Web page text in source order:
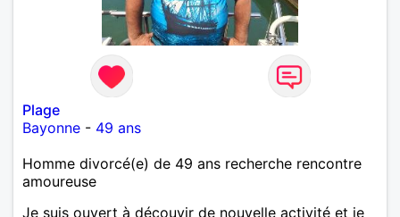
Plage
Bayonne - 49 ans
Homme divorcé(e) de 49 ans recherche rencontre
amoureuse
Je suis ouvert à découvir de nouvelle activité et je